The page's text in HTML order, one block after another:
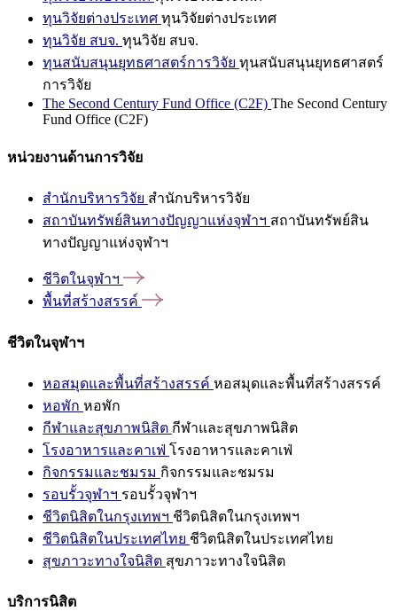
ทุนวิจัยต่างประเทศ ทุนวิจัยต่างประเทศ
ทุนวิจัย สบจ. ทุนวิจัย สบจ.
ทุนสนับสนุนยุทธศาสตร์การวิจัย ทุนสนับสนุนยุทธศาสตร์
การวิจัย
The Second Century Fund Office (C2F) The Second Century
Fund Office (C2F)
หน่วยงานด้านการวิจัย
สำนักบริหารวิจัย สำนักบริหารวิจัย
สถาบันทรัพย์สินทางปัญญาแห่งจุฬาฯ สถาบันทรัพย์สิน
ทางปัญญาแห่งจุฬาฯ
ชีวิตในจุฬาฯ
พื้นที่สร้างสรรค์
ชีวิตในจุฬาฯ
หอสมุดและพื้นที่สร้างสรรค์ หอสมุดและพื้นที่สร้างสรรค์
หอพัก หอพัก
กีฬาและสุขภาพนิสิต กีฬาและสุขภาพนิสิต
โรงอาหารและคาเฟ่ โรงอาหารและคาเฟ่
กิจกรรมและชมรม กิจกรรมและชมรม
รอบรั้วจุฬาฯ รอบรั้วจุฬาฯ
ชีวิตนิสิตในกรุงเทพฯ ชีวิตนิสิตในกรุงเทพฯ
ชีวิตนิสิตในประเทศไทย ชีวิตนิสิตในประเทศไทย
สุขภาวะทางใจนิสิต สุขภาวะทางใจนิสิต
บริการนิสิต